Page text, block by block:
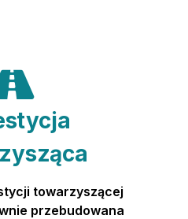
towarzyszącej
przebudowana